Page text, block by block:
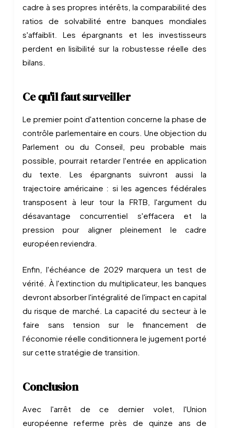
cadre à ses propres intérêts, la comparabilité des
ratios de solvabilité entre banques mondiales
s'affaiblit. Les épargnants et les investisseurs
perdent en lisibilité sur la robustesse réelle des
bilans.
Ce qu'il faut surveiller
Le premier point d'attention concerne la phase de
contrôle parlementaire en cours. Une objection du
Parlement ou du Conseil, peu probable mais
possible, pourrait retarder l'entrée en application
du texte. Les épargnants suivront aussi la
trajectoire américaine : si les agences fédérales
transposent à leur tour la FRTB, l'argument du
désavantage concurrentiel s'effacera et la
pression pour aligner pleinement le cadre
européen reviendra.
Enfin, l'échéance de 2029 marquera un test de
vérité. À l'extinction du multiplicateur, les banques
devront absorber l'intégralité de l'impact en capital
du risque de marché. La capacité du secteur à le
faire sans tension sur le financement de
l'économie réelle conditionnera le jugement porté
sur cette stratégie de transition.
Conclusion
Avec l'arrêt de ce dernier volet, l'Union
européenne referme près de quinze ans de